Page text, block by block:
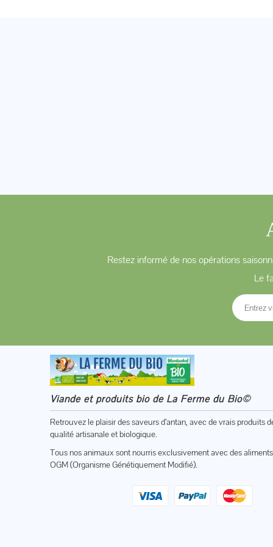
Restez informé de nos opérations
Le
Viande et produits bio de La Ferme du Bio©
Retrouvez le plaisir des saveurs d’antan, avec de vrais produits
qualité artisanale et biologique.
Tous nos animaux sont nourris exclusivement avec des
OGM (Organisme Génétiquement Modifié).